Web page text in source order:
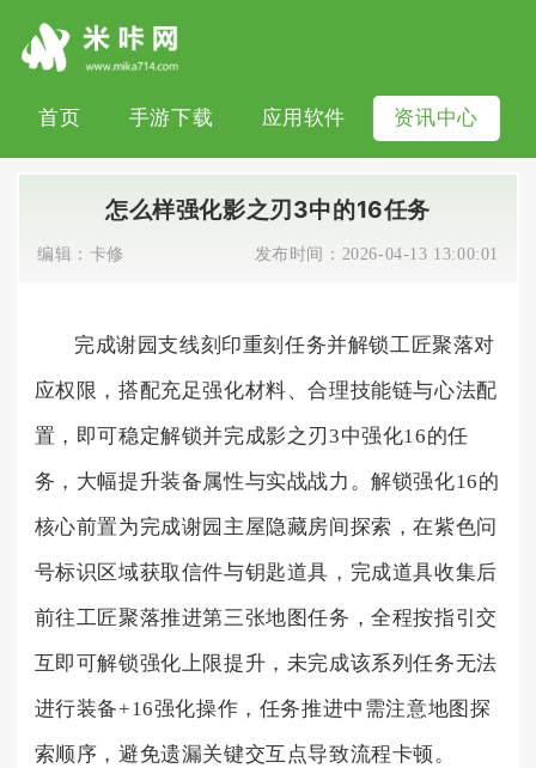
首页 手游下载 应用软件 资讯中心
怎么样强化影之刃3中的16任务
编辑： 卡修 发布时间： 2026-04-13 13:00:01
完成谢园支线刻印重刻任务并解锁工匠聚落对
应权限，搭配充足强化材料、合理技能链与心法配
置，即可稳定解锁并完成影之刃3中强化16的任
务，大幅提升装备属性与实战战力。解锁强化16的
核心前置为完成谢园主屋隐藏房间探索，在紫色问
号标识区域获取信件与钥匙道具，完成道具收集后
前往工匠聚落推进第三张地图任务，全程按指引交
互即可解锁强化上限提升，未完成该系列任务无法
进行装备+16强化操作，任务推进中需注意地图探
索顺序，避免遗漏关键交互点导致流程卡顿。